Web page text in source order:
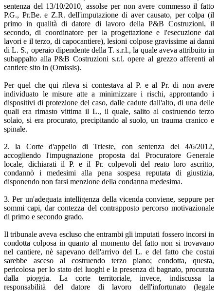
sentenza del 13/10/2010, assolse per non avere commesso il fatto
P.G., Pr.Be. e Z.R. dell'imputazione di aver causato, per colpa (il
primo in qualità di datore di lavoro della P&B Costruzioni, il
secondo, di coordinatore per la progettazione e l'esecuzione dai
lavori e il terzo, di capocantiere), lesioni colpose gravissime ai danni
di L. S., operaio dipendente della T. s.r.l., la quale aveva attribuito in
subappalto alla P&B Costruzioni s.r.l. opere al grezzo afferenti al
cantiere sito in (Omissis).
Per quel che qui rileva si contestava al P. e al Pr. di non avere
individuato le misure atte a minimizzare i rischi, approntando i
dispositivi di protezione del caso, dalle cadute dall'alto, di una delle
quali era rimasto vittima il L., il quale, salito al costruendo terzo
solaio, si era procurato, precipitando al suolo, un trauma cranico e
spinale.
2. la Corte d'appello di Trieste, con sentenza del 4/6/2012,
accogliendo l'impugnazione proposta dal Procuratore Generale
locale, dichiarati il P. e il Pr. colpevoli del reato loro ascritto,
condannò i medesimi alla pena sospesa reputata di giustizia,
disponendo non farsi menzione della condanna medesima.
3. Per un'adeguata intelligenza della vicenda conviene, seppure per
sommi capi, dar contezza del contrapposto percorso motivazionale
di primo e secondo grado.
Il tribunale aveva escluso che entrambi gli imputati fossero incorsi in
condotta colposa in quanto al momento del fatto non si trovavano
nel cantiere, nè sapevano dell'arrivo del L. e del fatto che costui
sarebbe asceso al costruendo terzo piano; condotta, questa,
pericolosa per lo stato dei luoghi e la presenza di bagnato, procurata
dalla pioggia. La corte territoriale, invece, indiscussa la
responsabilità del datore di lavoro dell'infortunato (legale